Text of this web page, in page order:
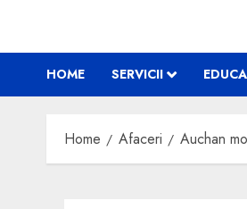
HOME SERVICII
Home Afaceri Auchan